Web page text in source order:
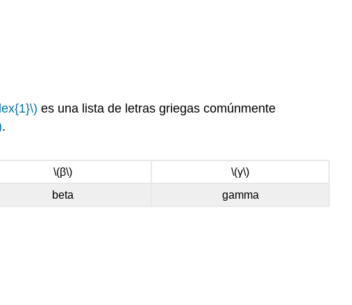
es una lista de letras griegas comúnmente
.
\(β\)
\(γ\)
beta gamma